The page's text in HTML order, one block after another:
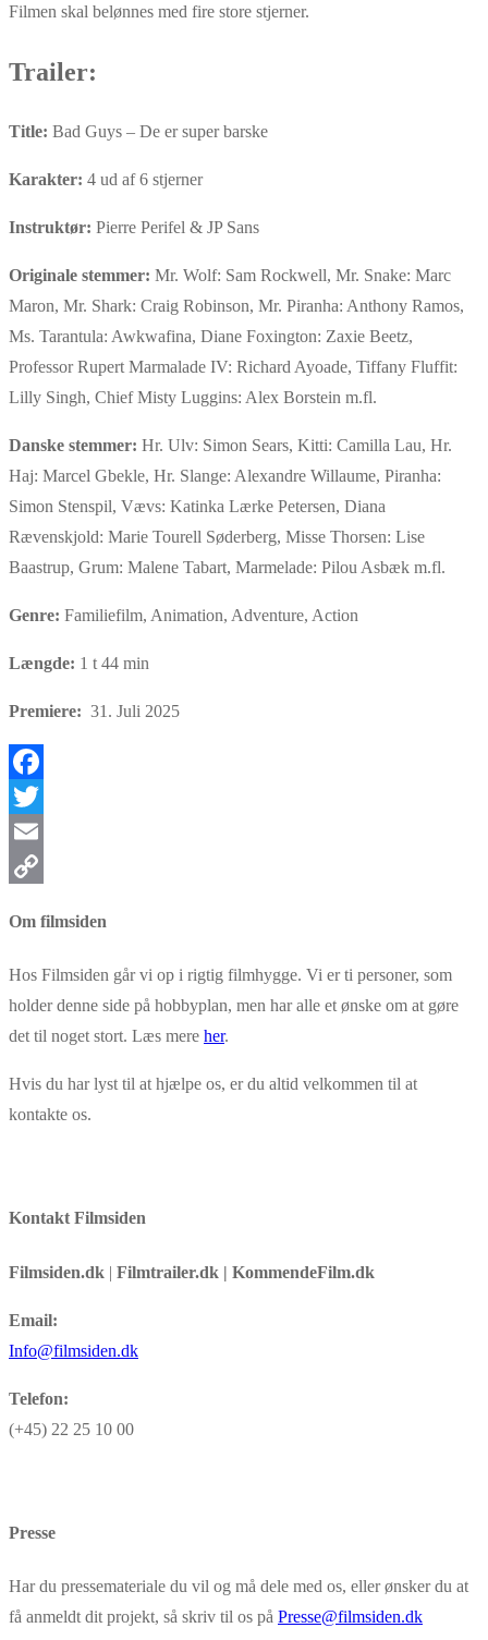
Filmen skal belønnes med fire store stjerner.
Trailer:
Title: Bad Guys – De er super barske
Karakter: 4 ud af 6 stjerner
Instruktør: Pierre Perifel & JP Sans
Originale stemmer: Mr. Wolf: Sam Rockwell, Mr. Snake: Marc
Maron, Mr. Shark: Craig Robinson, Mr. Piranha: Anthony Ramos,
Ms. Tarantula: Awkwafina, Diane Foxington: Zaxie Beetz,
Professor Rupert Marmalade IV: Richard Ayoade, Tiffany Fluffit:
Lilly Singh, Chief Misty Luggins: Alex Borstein m.fl.
Danske stemmer: Hr. Ulv: Simon Sears, Kitti: Camilla Lau, Hr.
Haj: Marcel Gbekle, Hr. Slange: Alexandre Willaume, Piranha:
Simon Stenspil, Vævs: Katinka Lærke Petersen, Diana
Rævenskjold: Marie Tourell Søderberg, Misse Thorsen: Lise
Baastrup, Grum: Malene Tabart, Marmelade: Pilou Asbæk m.fl.
Genre: Familiefilm, Animation, Adventure, Action
Længde: 1 t 44 min
Premiere: 31. Juli 2025
Facebook
Twitter
Email
Om filmsiden
Hos Filmsiden går vi op i rigtig filmhygge. Vi er ti personer, som
holder denne side på hobbyplan, men har alle et ønske om at gøre
det til noget stort. Læs mere her.
Hvis du har lyst til at hjælpe os, er du altid velkommen til at
kontakte os.
Kontakt Filmsiden
Filmsiden.dk | Filmtrailer.dk | KommendeFilm.dk
Email:
Info@filmsiden.dk
Telefon:
(+45) 22 25 10 00
Presse
Har du pressemateriale du vil og må dele med os, eller ønsker du at
få anmeldt dit projekt, så skriv til os på Presse@filmsiden.dk